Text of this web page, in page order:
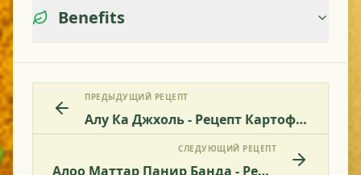
Benefits
ПРЕДЫДУЩИЙ РЕЦЕПТ
Алу Ка Джхоль - Рецепт Картофельного Карри
СЛЕДУЮЩИЙ РЕЦЕПТ
Алоо Маттар Панир Банда - Рецепт Шариков Из Картофеля, Гороха И Панир